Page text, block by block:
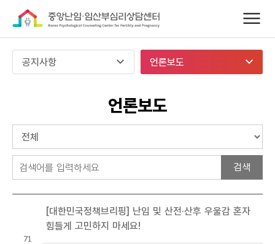
공지사항 언론보도
언론보도
71
[대한민국정책브리핑] 난임 및 산전·산후 우울감 혼자
힘들게 고민하지 마세요!